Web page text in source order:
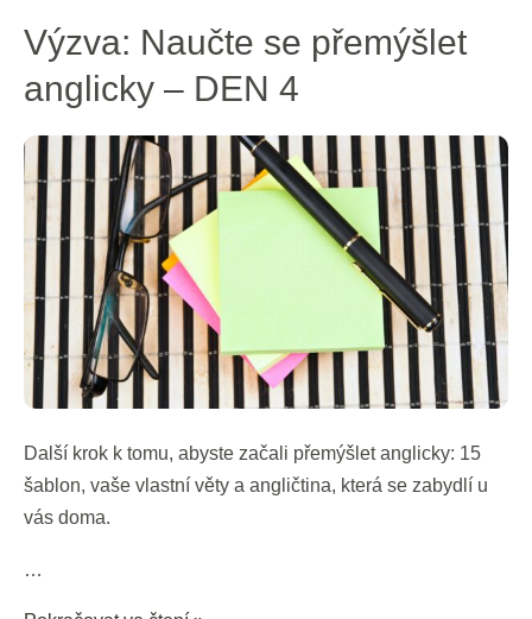
Výzva: Naučte se přemýšlet
anglicky – DEN 4
Další krok k tomu, abyste začali přemýšlet anglicky: 15
šablon, vaše vlastní věty a angličtina, která se zabydlí u
vás doma.
…
Výzva:
Naučte
se
anglicky
–
DEN